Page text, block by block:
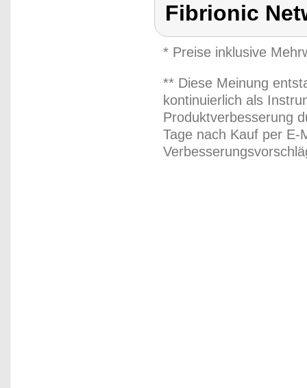
Fibrionic
* Preise inklusive
** Diese Meinung
kontinuierlich als
Produktverbesserung
Tage nach Kauf per E-